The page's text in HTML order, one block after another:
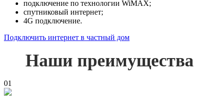
подключение по технологии WiMAX;
спутниковый интернет;
4G подключение.
Подключить интернет в частный дом
Наши преимущества
01